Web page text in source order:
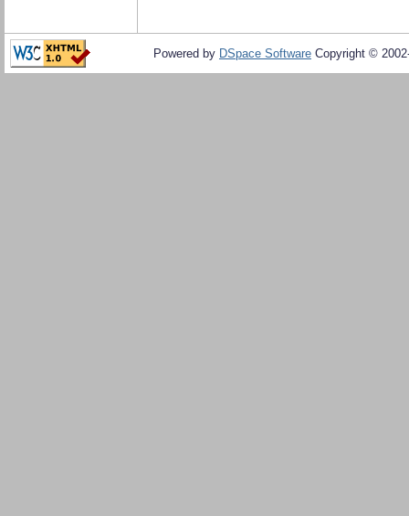
Powered by DSpace Software Copyright ©